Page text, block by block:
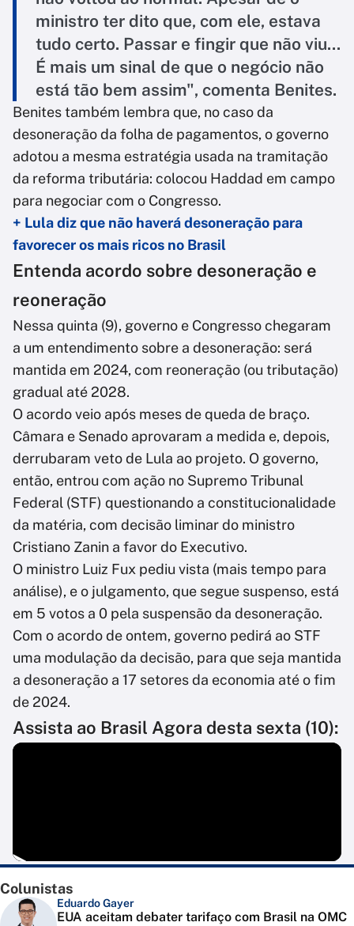
ministro ter dito que, com ele, estava
tudo certo. Passar e fingir que não viu...
É mais um sinal de que o negócio não
está tão bem assim", comenta Benites.
Benites também lembra que, no caso da
desoneração da folha de pagamentos, o governo
adotou a mesma estratégia usada na tramitação
da reforma tributária: colocou Haddad em campo
para negociar com o Congresso.
+ Lula diz que não haverá desoneração para
favorecer os mais ricos no Brasil
Entenda acordo sobre desoneração e
reoneração
Nessa quinta (9), governo e Congresso chegaram
a um entendimento sobre a desoneração: será
mantida em 2024, com reoneração (ou tributação)
gradual até 2028.
O acordo veio após meses de queda de braço.
Câmara e Senado aprovaram a medida e, depois,
derrubaram veto de Lula ao projeto. O governo,
então, entrou com ação no Supremo Tribunal
Federal (STF) questionando a constitucionalidade
da matéria, com decisão liminar do ministro
Cristiano Zanin a favor do Executivo.
O ministro Luiz Fux pediu vista (mais tempo para
análise), e o julgamento, que segue suspenso, está
em 5 votos a 0 pela suspensão da desoneração.
Com o acordo de ontem, governo pedirá ao STF
uma modulação da decisão, para que seja mantida
a desoneração a 17 setores da economia até o fim
de 2024.
Assista ao Brasil Agora desta sexta (10):
Colunistas
Eduardo Gayer
EUA aceitam debater tarifaço com Brasil na OMC